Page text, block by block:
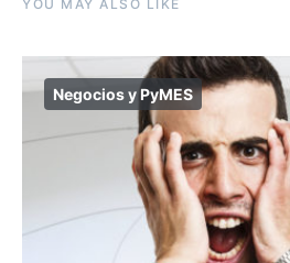
YOU MAY ALSO LIKE
Negocios y PyMES